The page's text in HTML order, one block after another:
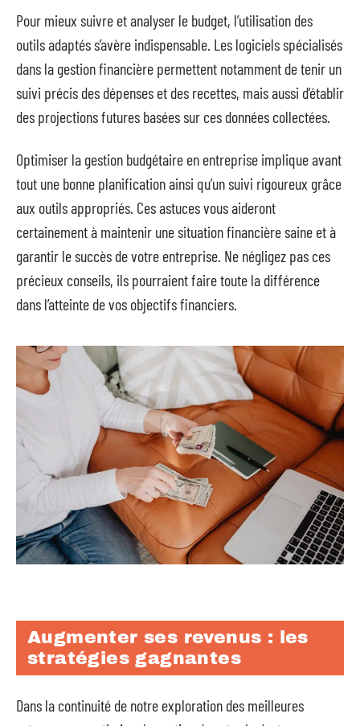
Pour mieux suivre et analyser le budget, l’utilisation des
outils adaptés s’avère indispensable. Les logiciels spécialisés
dans la gestion financière permettent notamment de tenir un
suivi précis des dépenses et des recettes, mais aussi d’établir
des projections futures basées sur ces données collectées.
Optimiser la gestion budgétaire en entreprise implique avant
tout une bonne planification ainsi qu’un suivi rigoureux grâce
aux outils appropriés. Ces astuces vous aideront
certainement à maintenir une situation financière saine et à
garantir le succès de votre entreprise. Ne négligez pas ces
précieux conseils, ils pourraient faire toute la différence
dans l’atteinte de vos objectifs financiers.
Augmenter ses revenus : les
stratégies gagnantes
Dans la continuité de notre exploration des meilleures